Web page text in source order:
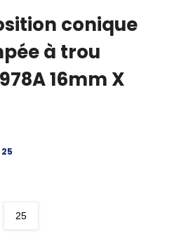
conique
à trou
16mm X